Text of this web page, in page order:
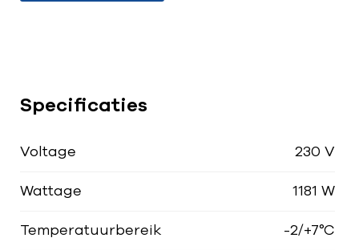
Specificaties
Voltage 230 V
Wattage 1181 W
Temperatuurbereik -2/+7°C